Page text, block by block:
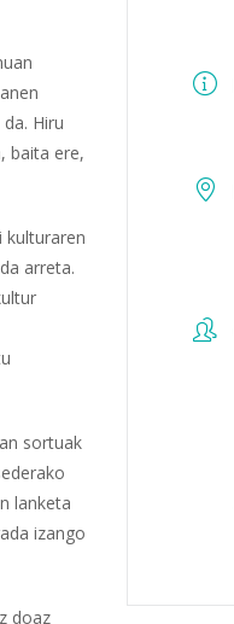
Hiru
baita ere,
kulturaren
arreta.
sortuak
lanketa
izango
doaz